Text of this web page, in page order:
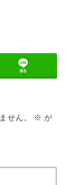
送る
せん。 ※ が